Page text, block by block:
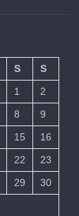
S
S
1
2
8
9
15
16
22
23
29
30